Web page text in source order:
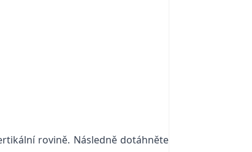
rovině. Následně dotáhněte